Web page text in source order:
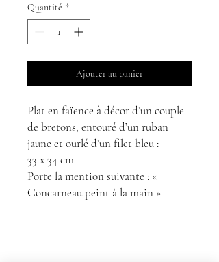
Quantité *
Ajouter au panier
Plat en faïence à décor d’un couple
de bretons, entouré d’un ruban
jaune et ourlé d’un filet bleu :
33 x 34 cm
Porte la mention suivante : «
Concarneau peint à la main »